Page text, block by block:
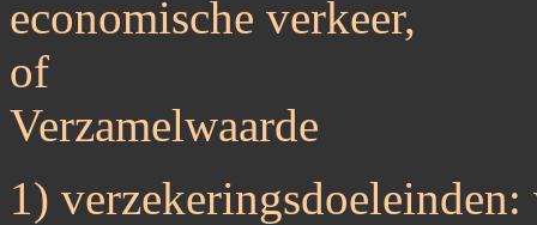
economische verkeer,
of
Verzamelwaarde
1)